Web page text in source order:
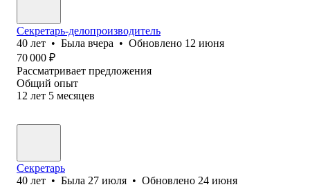
Секретарь-делопроизводитель
40 лет • Была вчера • Обновлено 12 июня
70 000 ₽
Рассматривает предложения
Общий опыт
12 лет 5 месяцев
Секретарь
40 лет • Была 27 июля • Обновлено 24 июня